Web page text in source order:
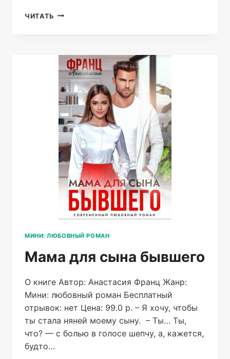
ЧИТАТЬ ТАЙНА
МИНИ: ЛЮБОВНЫЙ РОМАН
Мама для сына бывшего
О книге Автор: Анастасия Франц Жанр:
Мини: любовный роман Бесплатный
отрывок: нет Цена: 99.0 р. – Я хочу, чтобы
ты стала няней моему сыну. – Ты… Ты,
что? — с болью в голосе шепчу, а, кажется,
будто…